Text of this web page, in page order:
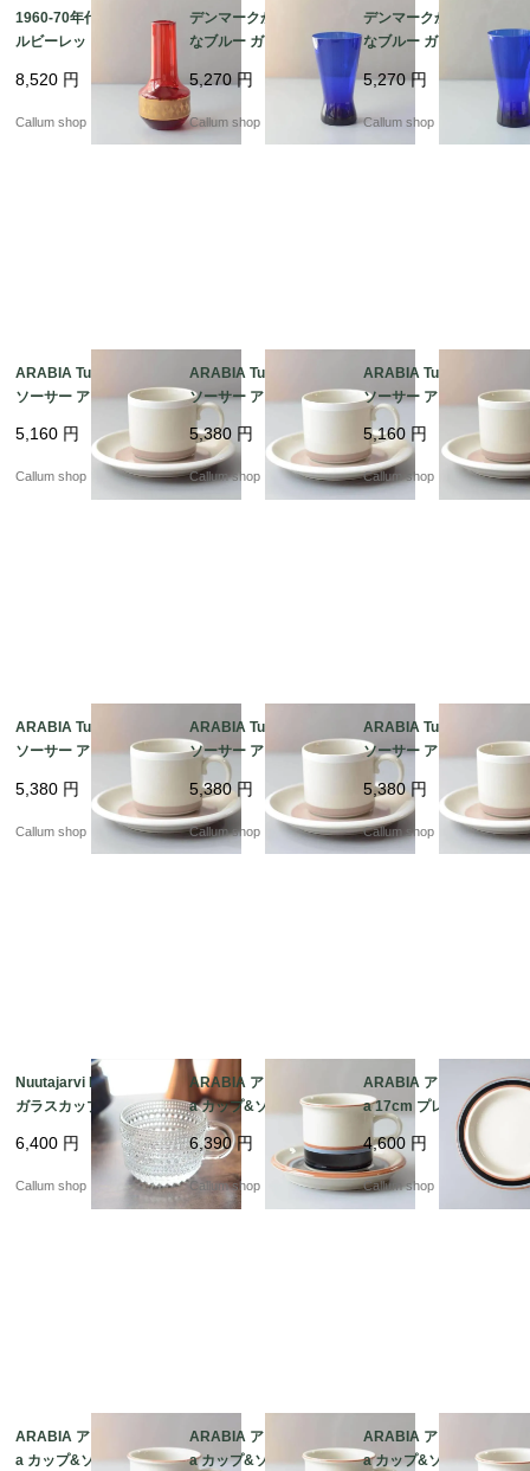
1960-70年代 チェコ製
ルビーレッドの花瓶 ボ
he 花器 グラス フラワ
ーベース ヴィンテージ
8,520 円
Callum shop
デンマークから きれい
なブルー ガラスの花瓶
コバルトブルー 花器 グ
ラス フラワーベース ヴ
ィンテージ_ig4987
5,270 円
Callum shop
デンマークから きれい
なブルー ガラスの花瓶
コバルトブルー 花器 グ
ラス フラワーベース ヴ
5,270円
Callum shop
ARABIA Tupa カップ&
ソーサー アラビア トゥ
北欧食器 陶器 アンティ
ーク ヴィンテージ_it44
5,160 円
Callum shop
ARABIA Tupa カップ&
ソーサー アラビア トゥ
パ フィンランド 北欧
北欧食器 陶器 アンティ
ーク ヴィンテージ_it44
93
5,380 円
Callum shop
ARABIA Tupa カップ&
ソーサー アラビア トゥ
パ フィンランド 北欧
北欧食器 陶器 アンティ
ーク ヴィンテージ_it44
91
5,160 円
Callum shop
ARABIA Tupa カップ&
ソーサー アラビア トゥ
北欧食器 陶器 アンティ
ーク ヴィンテージ_it44
5,380 円
Callum shop
ARABIA Tupa カップ&
ソーサー アラビア トゥ
パ フィンランド 北欧
北欧食器 陶器 アンティ
ーク ヴィンテージ_it44
89
5,380円
Callum shop
ARABIA Tupa カップ&
ソーサー アラビア トゥ
パ フィンランド 北欧
北欧食器 陶器 アンティ
ーク ヴィンテージ_it44
88
5,380 円
Callum shop
Nuutajarvi Kastehelmi
ガラスカップ ヌータヤ
ルヴィ カステヘルミ A
rabia時代 ヴィンテー
ジ Oiva Toikka オイヴ
6,400 円
Callum shop
ARABIA アラビア Taik
a カップ&ソーサー タ
イカ 北欧食器 フィンラ
ンド ヴィンテージ アン
ティーク_it4433
6,390円
Callum shop
ARABIA アラビア Taik
a 17cm プレート お皿
タイカ 北欧食器 フィン
ランド 北欧 ヴィンテー
ジ アンティーク_it443
7
4,600 円
Callum shop
ARABIA アラビア Taik
a カップ&ソーサー タ
ARABIA アラビア Taik
a カップ&ソーサー タ
ARABIA アラビア Taik
a カップ&ソーサー タ